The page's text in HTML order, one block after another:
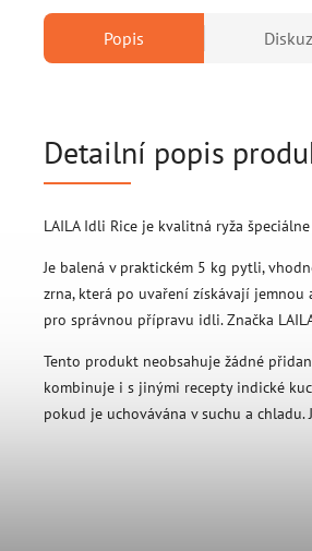
Popis
Detailní popis
LAILA Idli Rice je kvalitná ryža
Je balená v praktickém 5 kg pytli,
zrna, která po uvaření získávají
pro správnou přípravu idli. Značka
Tento produkt neobsahuje žádné
kombinuje i s jinými recepty indické
pokud je uchovávána v suchu a